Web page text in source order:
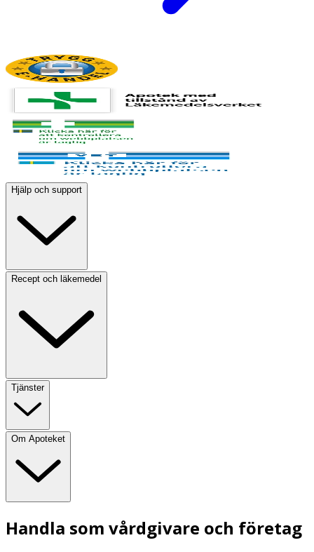
Hjälp och support
Recept och läkemedel
Tjänster
Om Apoteket
Handla som vårdgivare och företag